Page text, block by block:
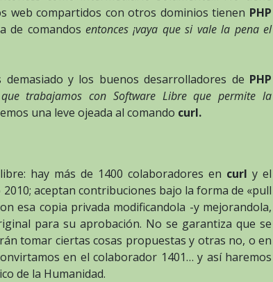
web compartidos con otros dominios tienen PHP
de comandosentonces ¡vaya que si vale la pena el
y los buenos desarrolladores de PHP
trabajamos con Software Libre que permite la
una leve ojeada al comando curl.
hay más de 1400 colaboradores en curl y el
2010; aceptan contribuciones bajo la forma de «pull
esa copia privada modificandola -y mejorandola,
para su aprobación. No se garantiza que se
tomar ciertas cosas propuestas y otras no, o en
en el colaborador 1401… y así haremos
de la Humanidad.